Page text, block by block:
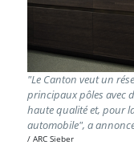
"Le Canton veut un
principaux pôles avec
haute qualité et, pour
automobile", a
ARC Sieber